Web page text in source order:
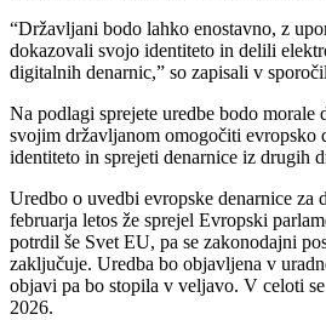
“Državljani bodo lahko enostavno, z
dokazovali svojo identiteto in delili
digitalnih denarnic,” so zapisali v
Na podlagi sprejete uredbe bodo morale
svojim državljanom omogočiti evropsko
identiteto in sprejeti denarnice iz drugih
Uredbo o uvedbi evropske denarnice za
februarja letos že sprejel Evropski
potrdil še Svet EU, pa se zakonodajni
zaključuje. Uredba bo objavljena v
objavi pa bo stopila v veljavo. V celoti
2026.